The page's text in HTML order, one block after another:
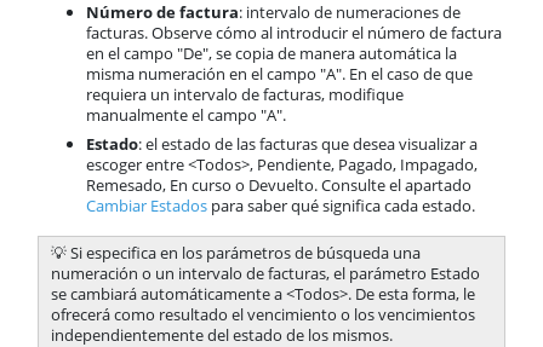
Número de factura: intervalo de numeraciones de
facturas. Observe cómo al introducir el número de factura
en el campo "De", se copia de manera automática la
misma numeración en el campo "A". En el caso de que
requiera un intervalo de facturas, modifique
manualmente el campo "A".
Estado: el estado de las facturas que desea visualizar a
escoger entre <Todos>, Pendiente, Pagado, Impagado,
Remesado, En curso o Devuelto. Consulte el apartado
Cambiar Estados para saber qué significa cada estado.
💡 Si especifica en los parámetros de búsqueda una
numeración o un intervalo de facturas, el parámetro Estado
se cambiará automáticamente a <Todos>. De esta forma, le
ofrecerá como resultado el vencimiento o los vencimientos
independientemente del estado de los mismos.